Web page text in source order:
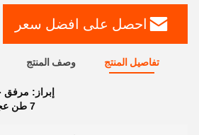
احصل على افضل سعر
تفاصيل المنتج وصف المنتج
إبراز: مرفق
7 طن عجلة التضخيم حفرة الارتباط